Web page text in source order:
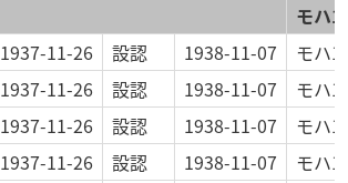
モハ
1937-11-26 設認 1938-11-07
モハ
1937-11-26 設認 1938-11-07
モハ
1937-11-26 設認 1938-11-07
モハ
1937-11-26 設認 1938-11-07
モハ